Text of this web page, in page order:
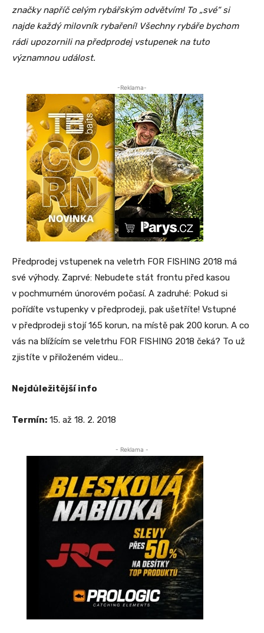
značky napříč celým rybářským odvětvím! To „své“ si
najde každý milovník rybaření! Všechny rybáře bychom
rádi upozornili na předprodej vstupenek na tuto
významnou událost.
-Reklama-
Předprodej vstupenek na veletrh FOR FISHING 2018 má
své výhody. Zaprvé: Nebudete stát frontu před kasou
v pochmurném únorovém počasí. A zadruhé: Pokud si
pořídíte vstupenky v předprodeji, pak ušetříte! Vstupné
v předprodeji stojí 165 korun, na místě pak 200 korun. A co
vás na blížícím se veletrhu FOR FISHING 2018 čeká? To už
zjistíte v přiloženém videu…
Nejdůležitější info
Termín: 15. až 18. 2. 2018
- Reklama -